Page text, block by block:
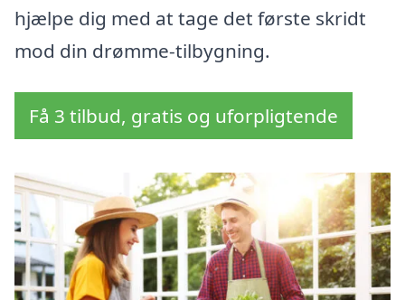
hjælpe dig med at tage det første skridt
mod din drømme-tilbygning.
Få 3 tilbud, gratis og uforpligtende